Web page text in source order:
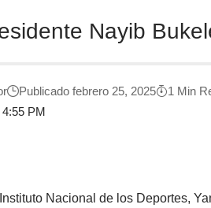
Nayib
PM
Publicado febrero 25, 2025 1 Min
Nacional de los Deportes,